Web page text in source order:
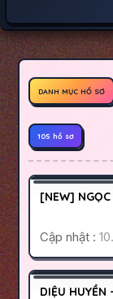
DANH MỤC HỒ SƠ
105 hồ sơ
HOẠT
QUẬN 10
[NEW] NGỌC
Cập nhật :
HOẠT
DIỆU HUYỀN